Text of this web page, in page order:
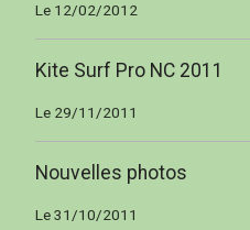
Le 12/02/2012
Kite Surf Pro NC 2011
Le 29/11/2011
Nouvelles photos
Le 31/10/2011